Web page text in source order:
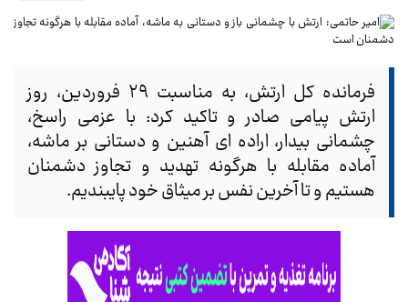
فرمانده کل ارتش، به مناسبت ۲۹ فروردین، روز
ارتش پیامی صادر و تاکید کرد: با عزمی راسخ،
چشمانی بیدار، اراده ای آهنین و دستانی بر ماشه،
آماده مقابله با هرگونه تهدید و تجاوز دشمنان
هستیم و تا آخرین نفس بر میثاق خود پایبندیم.